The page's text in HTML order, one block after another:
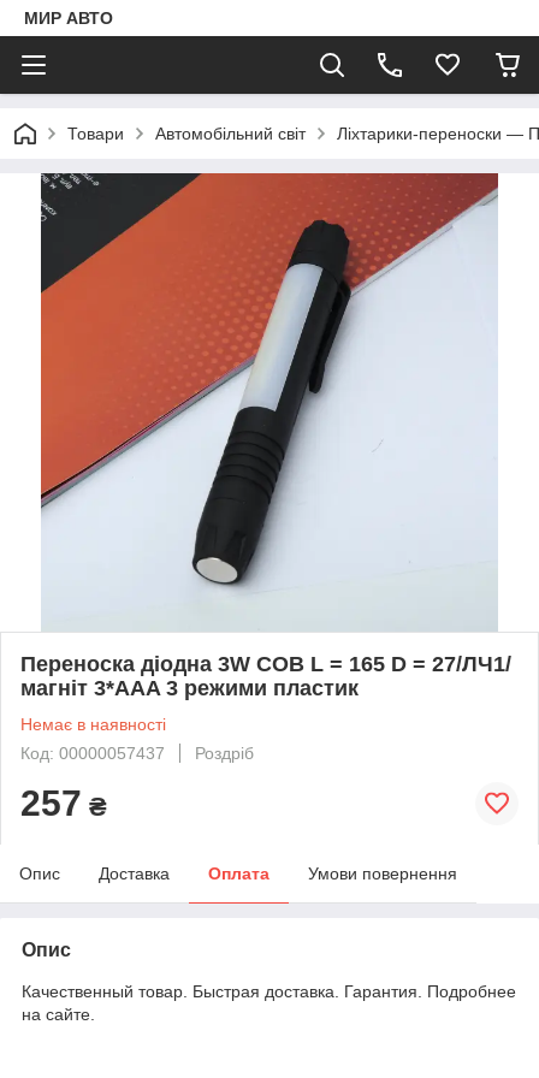
МИР АВТО
Товари Автомобільний світ Ліхтарики-переноски —
Переноска діодна 3W COB L = 165 D = 27/ЛЧ1/
магніт 3*AAA 3 режими пластик
Немає в наявності
Код: 00000057437
Роздріб
257 ₴
Опис Доставка Оплата Умови повернення
Опис
Качественный товар. Быстрая доставка. Гарантия. Подробнее
на сайте.